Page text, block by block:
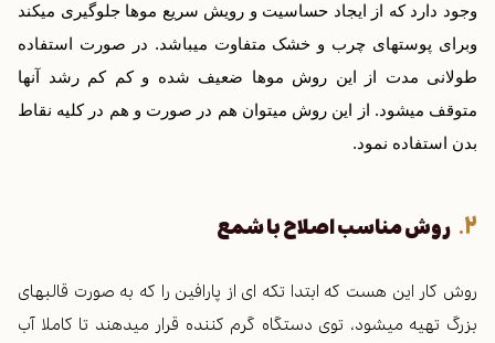
وجود دارد که از ایجاد حساسیت و رویش سریع موها جلوگیری میکند
وبرای پوستهای چرب و خشک متفاوت میباشد. در صورت استفاده
طولانی مدت از این روش موها ضعیف شده و کم کم رشد آنها
متوقف میشود. از این روش میتوان هم در صورت و هم در کلیه نقاط
بدن استفاده نمود.
روش مناسب اصلاح با شمع
روش کار این هست که ابتدا تکه ای از پارافین را که به صورت قالبهای
بزرگ تهیه میشود، توی دستگاه گرم کننده قرار میدهند تا کاملا آب